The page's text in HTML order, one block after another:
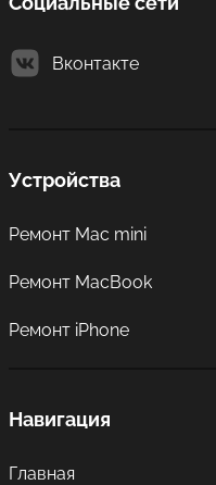
Вконтакте
Устройства
Ремонт Mac mini
Ремонт MacBook
Ремонт iPhone
Навигация
Главная